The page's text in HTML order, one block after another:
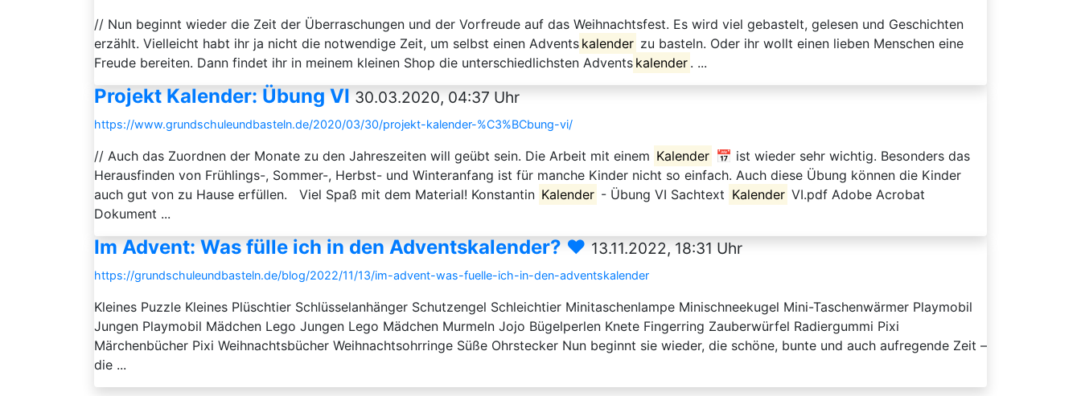
// Nun beginnt wieder die Zeit der Überraschungen und der Vorfreude auf das Weihnachtsfest. Es wird viel gebastelt, gelesen und Geschichten
erzählt. Vielleicht habt ihr ja nicht die notwendige Zeit, um selbst einen Advents kalender zu basteln. Oder ihr wollt einen lieben Menschen eine
Freude bereiten. Dann findet ihr in meinem kleinen Shop die unterschiedlichsten Advents kalender . ...
Projekt Kalender: Übung VI 30.03.2020, 04:37 Uhr
https://www.grundschuleundbasteln.de/2020/03/30/projekt-kalender-%C3%BCbung-vi/
// Auch das Zuordnen der Monate zu den Jahreszeiten will geübt sein. Die Arbeit mit einem Kalender 📅 ist wieder sehr wichtig. Besonders das
Herausfinden von Frühlings-, Sommer-, Herbst- und Winteranfang ist für manche Kinder nicht so einfach. Auch diese Übung können die Kinder
auch gut von zu Hause erfüllen. Viel Spaß mit dem Material! Konstantin Kalender - Übung VI Sachtext Kalender VI.pdf Adobe Acrobat
Dokument ...
Im Advent: Was fülle ich in den Adventskalender? ♥️ 13.11.2022, 18:31 Uhr
https://grundschuleundbasteln.de/blog/2022/11/13/im-advent-was-fuelle-ich-in-den-adventskalender
Kleines Puzzle Kleines Plüschtier Schlüsselanhänger Schutzengel Schleichtier Minitaschenlampe Minischneekugel Mini-Taschenwärmer Playmobil
Jungen Playmobil Mädchen Lego Jungen Lego Mädchen Murmeln Jojo Bügelperlen Knete Fingerring Zauberwürfel Radiergummi Pixi
Märchenbücher Pixi Weihnachtsbücher Weihnachtsohrringe Süße Ohrstecker Nun beginnt sie wieder, die schöne, bunte und auch aufregende Zeit –
die ...